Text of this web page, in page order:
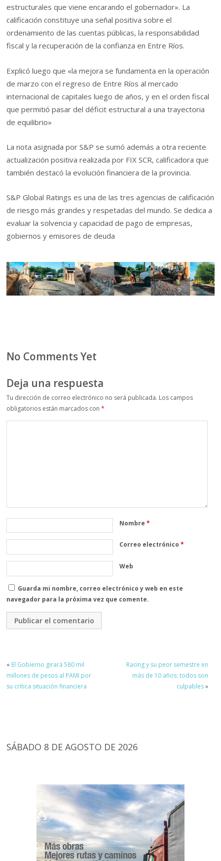
estructurales que viene encarando el gobernador». La
calificación constituye una señal positiva sobre el
ordenamiento de las cuentas públicas, la responsabilidad
fiscal y la recuperación de la confianza en Entre Ríos.
Explicó luego que «la mejora se fundamenta en la operación
de marzo con el regreso de Entre Ríos al mercado
internacional de capitales luego de años, y en el orden fiscal
que permitió pasar del déficit estructural a una trayectoria
de equilibrio»
La nota asignada por S&P se sumó además a otra reciente
actualización positiva realizada por FIX SCR, calificadora que
también destacó la evolución financiera de la provincia.
S&P Global Ratings es una de las tres agencias de calificación
de riesgo más grandes y respetadas del mundo. Se dedica a
evaluar la solvencia y capacidad de pago de empresas,
gobiernos y emisores de deuda
No Comments Yet
Deja una respuesta
Tu dirección de correo electrónico no será publicada. Los campos
obligatorios están marcados con*
Nombre*
Correo electrónico*
Web
Guarda mi nombre, correo electrónico y web en este
navegador para la próxima vez que comente.
« El Gobierno girará 580 mil
millones de pesos al PAMI por
su crítica situación financiera
Racing y su peor semestre en
más de 10 años: todos son
culpables»
SÁBADO 8 DE AGOSTO DE 2026